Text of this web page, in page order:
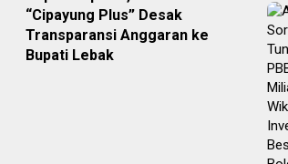
“Cipayung Plus” Desak
Transparansi Anggaran ke
Bupati Lebak